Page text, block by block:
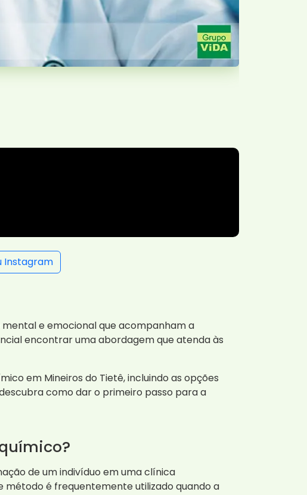
Instagram
e emocional que acompanham a
encontrar uma abordagem que atenda às
em Mineiros do Tietê, incluindo as opções
como dar o primeiro passo para a
de um indivíduo em uma clínica
método é frequentemente utilizado quando a